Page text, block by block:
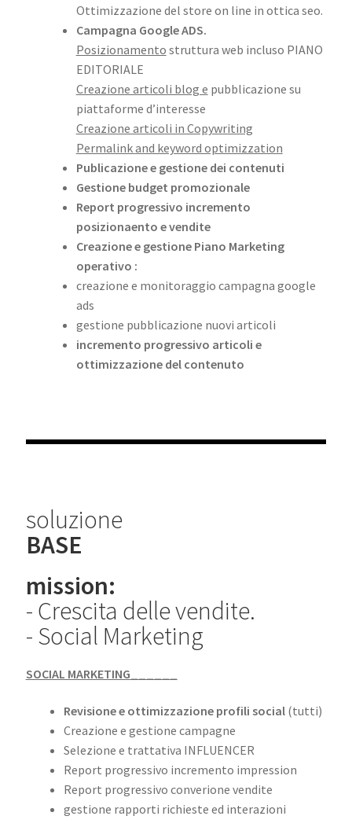
Ottimizzazione del store on line in ottica seo.
Campagna Google ADS.
Posizionamento struttura web incluso PIANO
EDITORIALE
Creazione articoli blog e pubblicazione su
piattaforme d’interesse
Creazione articoli in Copywriting
Permalinkand keyword optimizzation
Publicazione e gestione dei contenuti
Gestione budget promozionale
Report progressivo incremento
posizionaento e vendite
Creazione e gestione Piano Marketing
operativo :
creazione e monitoraggio campagna google
ads
gestione pubblicazione nuovi articoli
incremento progressivo articoli e
ottimizzazione del contenuto
soluzione
BASE
mission:
- Crescita delle vendite.
- Social Marketing
SOCIAL MARKETING______
Revisione e ottimizzazione profili social (tutti)
Creazione e gestione campagne
Selezione e trattativa INFLUENCER
Report progressivo incremento impression
Report progressivo converione vendite
gestione rapporti richieste ed interazioni